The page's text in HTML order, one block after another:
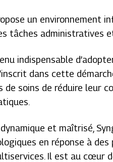
un environnement
tâches administratives
indispensable
dans cette
soins de réduire leur
et maîtrisé,
en réponse à
Il est au cœur